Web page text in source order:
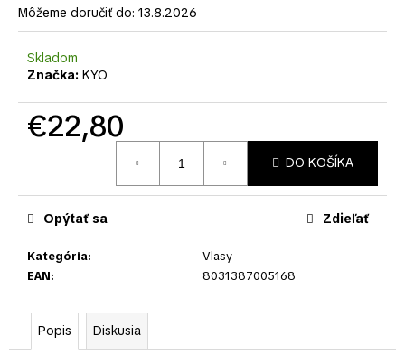
Môžeme doručiť do: 13.8.2026
Skladom
Značka: KYO
€22,80
DO KOŠÍKA
Kategória:
Vlasy
EAN: 8031387005168
Opýtať sa Zdieľať
Popis Diskusia
e